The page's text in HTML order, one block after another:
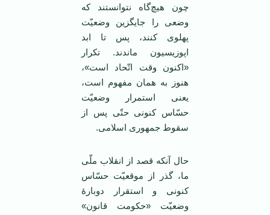
چون هیچ‌گاه نتوانستند که
وضعی را جایگزین وضعیّت
پهلوی کنند، پس تا ابد
اپوزیسیون ماندند. تکرار
«اکنون وقت اتّحاد است»،
هنوز به همان مفهوم است،
یعنی استمرار وضعیّت
حسّاس کنونی حتّی پس از
سقوط جمهوری اسلامی.
حال آنکه قصد از انقلاب ملّی
ما، گذر از موقعیّت حسّاس
کنونی و استقرار دوبارهٔ
وضعیّت «حکومت قانون»